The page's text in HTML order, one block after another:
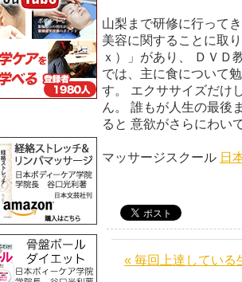
山梨まで研修に行って
美容に関することに取
ｘ）」があり、 ＤＶＤ
では、主に食について
す。 エクササイズだけ
ん。 誰もが人生の最後
ると 意欲
阪本光
マッサージスクール 日
« 毎回上達している